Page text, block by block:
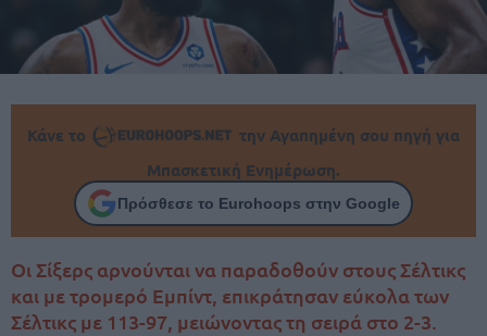
Κάνε το
την Αγαπημένη σου πηγή για
Μπασκετική Ενημέρωση.
Πρόσθεσε το Eurohoops στην Google
Οι Σίξερς αρνούνται να παραδοθούν στους Σέλτικς
και με τρομερό Εμπίντ, επικράτησαν εύκολα των
Σέλτικς με 113-97, μειώνοντας τη σειρά στο 2-3.